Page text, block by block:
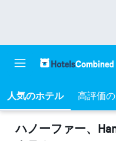
人気のホテル 高評価
ハノーファー​、